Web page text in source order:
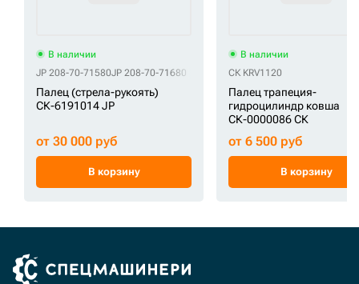
В наличии
JP 208-70-71580JP 208-70-71680
Палец (стрела-рукоять)
СК-6191014 JP
от 30 000 руб
В корзину
В наличии
СК KRV1120
Палец трапеция-
гидроцилиндр ковша
СК-0000086 СК
от 6 500 руб
В корзину